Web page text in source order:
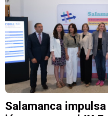
Salamanca